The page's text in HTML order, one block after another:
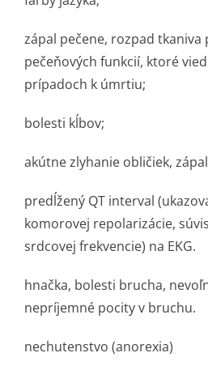
zápal pečene, rozpad tkaniva
pečeňových funkcií, ktoré
prípadoch k úmrtiu;
bolesti kĺbov;
akútne zlyhanie obličiek,
predĺžený QT interval
komorovej repolarizácie,
srdcovej frekvencie) na EKG.
hnačka, bolesti brucha,
nepríjemné pocity v bruchu.
nechutenstvo (anorexia)